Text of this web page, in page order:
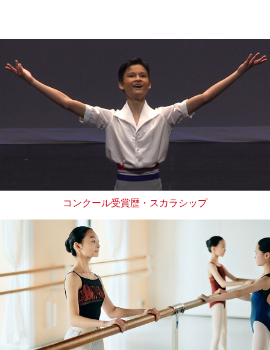
コンクール受賞歴・スカラシップ